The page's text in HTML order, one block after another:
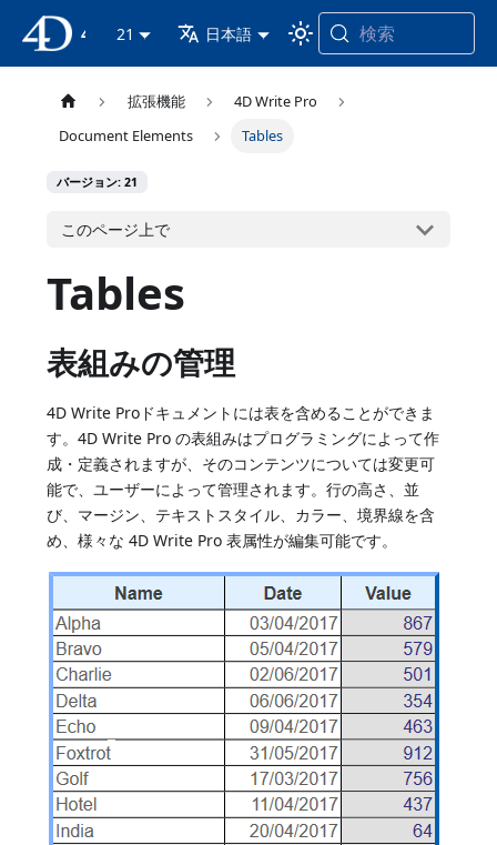
21 日本語 検索
拡張機能
4D Write Pro
Document Elements
Tables
バージョン: 21
このページ上で
Tables
表組みの管理
4D Write Proドキュメントには表を含めることができま
す。4D Write Pro の表組みはプログラミングによって作
成・定義されますが、そのコンテンツについては変更可
能で、ユーザーによって管理されます。行の高さ、並
び、マージン、テキストスタイル、カラー、境界線を含
め、様々な 4D Write Pro 表属性が編集可能です。